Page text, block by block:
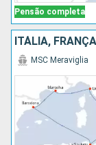
Pensão completa
ITÁLIA,
MSC Meraviglia